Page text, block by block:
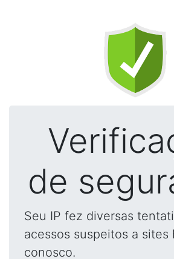
de
Seu IP fez diversas
acessos suspeitos a sites
conosco.